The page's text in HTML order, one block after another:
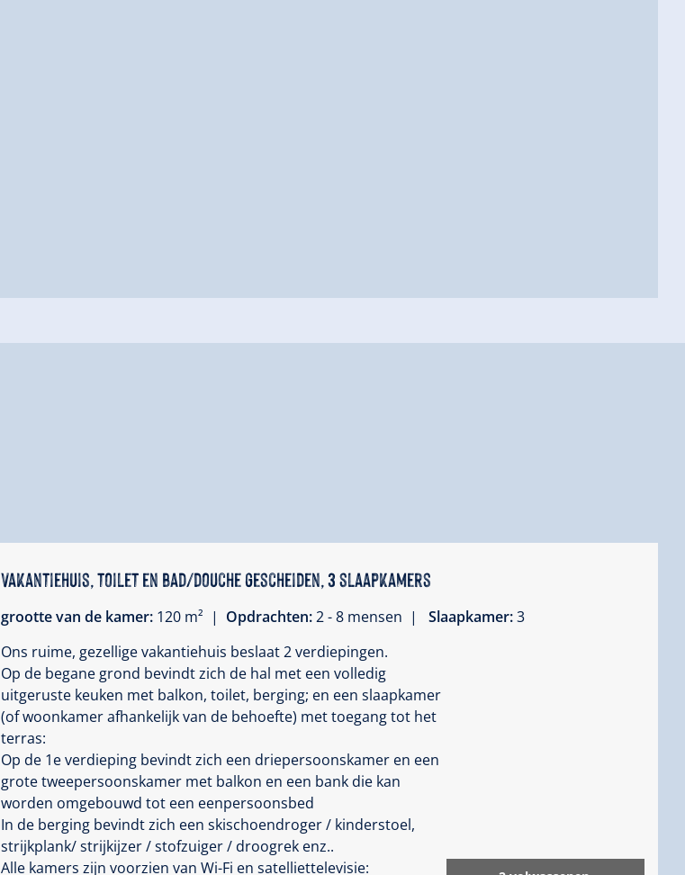
Vakantiehuis, toilet en bad/douche gescheiden, 3 slaapkamers
grootte van de kamer: 120 m² | Opdrachten:2 - 8 mensen | Slaapkamer:3
Ons ruime, gezellige vakantiehuis beslaat 2 verdiepingen.
Op de begane grond bevindt zich de hal met een volledig
uitgeruste keuken met balkon, toilet, berging; en een slaapkamer
(of woonkamer afhankelijk van de behoefte) met toegang tot het
terras:
Op de 1e verdieping bevindt zich een driepersoonskamer en een
grote tweepersoonskamer met balkon en een bank die kan
worden omgebouwd tot een eenpersoonsbed
In de berging bevindt zich een skischoendroger / kinderstoel,
strijkplank/ strijkijzer / stofzuiger / droogrek enz..
Alle kamers zijn voorzien van Wi-Fi en satelliettelevisie: